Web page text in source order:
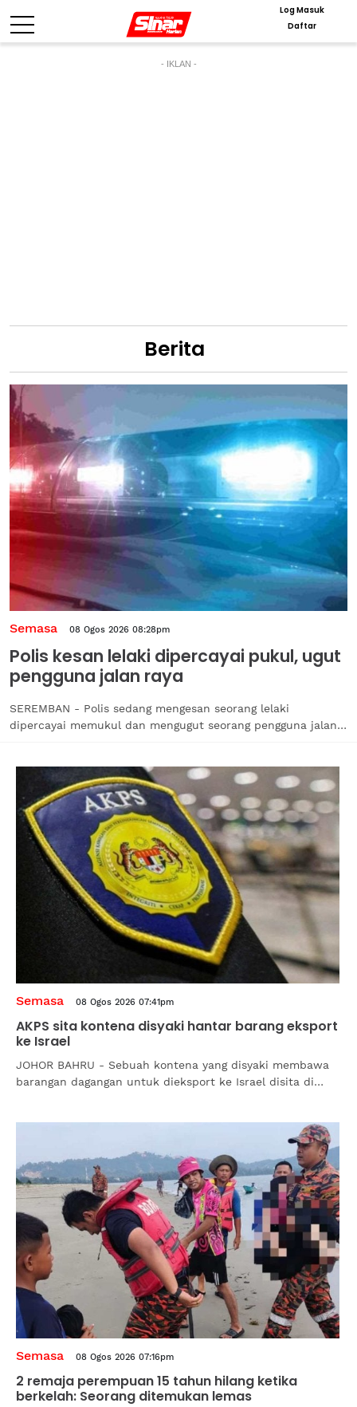
Log Masuk
Daftar
- IKLAN -
Berita
Semasa 08 Ogos 2026 08:28pm
Polis kesan lelaki dipercayai pukul, ugut
pengguna jalan raya
SEREMBAN - Polis sedang mengesan seorang lelaki
dipercayai memukul dan mengugut seorang pengguna jalan
hala Seremban di...
Semasa 08 Ogos 2026 07:41pm
AKPS sita kontena disyaki hantar barang eksport
ke Israel
JOHOR BAHRU - Sebuah kontena yang disyaki membawa
barangan dagangan untuk dieksport ke Israel disita di
Semasa 08 Ogos 2026 07:16pm
2 remaja perempuan 15 tahun hilang ketika
berkelah: Seorang ditemukan lemas